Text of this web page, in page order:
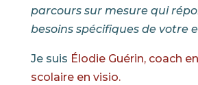
parcours sur mesure qui
besoins spécifiques de votre
Je suis Élodie Guérin, coach
scolaire en visio.